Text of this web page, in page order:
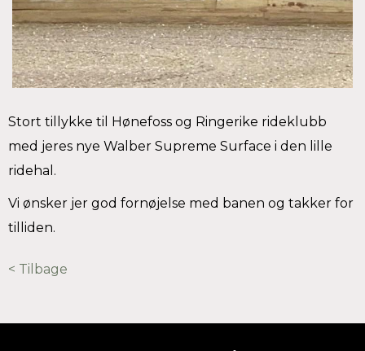
Stort tillykke til Hønefoss og Ringerike rideklubb
med jeres nye Walber Supreme Surface i den lille
ridehal.
Vi ønsker jer god fornøjelse med banen og takker for
tilliden.
< Tilbage